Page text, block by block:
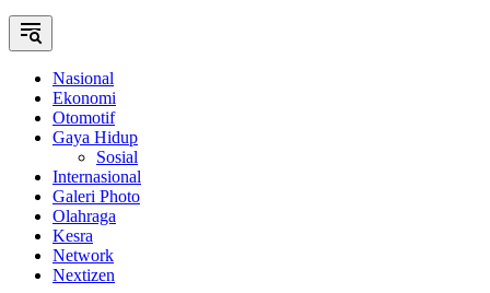
Nasional
Ekonomi
Otomotif
Gaya Hidup
Sosial
Internasional
Galeri Photo
Olahraga
Kesra
Network
Nextizen